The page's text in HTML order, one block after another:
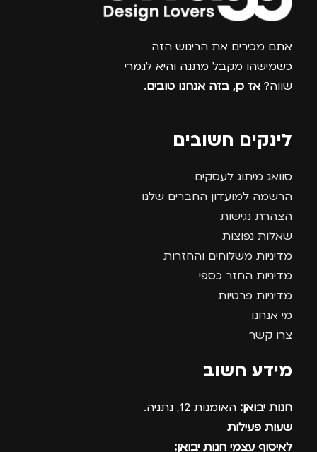
צרפו אותי למועדון
אתם מכירים את הריגוש הזה
כשמישהו מקבל מתנה והיא לגמרי
שווה? אז כן, בזה אנחנו טובים.
לינקים חשובים
סוואג מיתוג לעסקים
הרשמה למועדון החברים שלנו
הצהרת נגישות
שאלות נפוצות
מדיניות משלוחים והחזרות
מדיניות החזר כספי
מדיניות פרטיות
מי אנחנו
צרו קשר
מידע חשוב
חנות יבואן: האומנות 12, נתניה.
שעות פעילות
לאיסוף עצמי חנות יבואן: